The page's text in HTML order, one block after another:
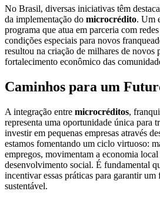
No Brasil, diversas iniciativas têm
da implementação do microcrédito. Um
programa que atua em parceria com
condições especiais para novos
resultou na criação de milhares de novos
fortalecimento econômico das
Caminhos para um
A integração entre microcréditos,
representa uma oportunidade única para
investir em pequenas empresas através
estamos fomentando um ciclo virtuoso:
empregos, movimentam a economia
desenvolvimento social. É fundamental
incentivar essas práticas para garantir
sustentável.